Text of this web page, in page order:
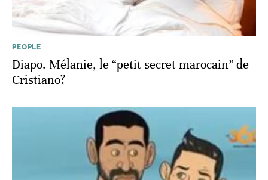
PEOPLE
Diapo. Mélanie, le “petit secret marocain” de
Cristiano?